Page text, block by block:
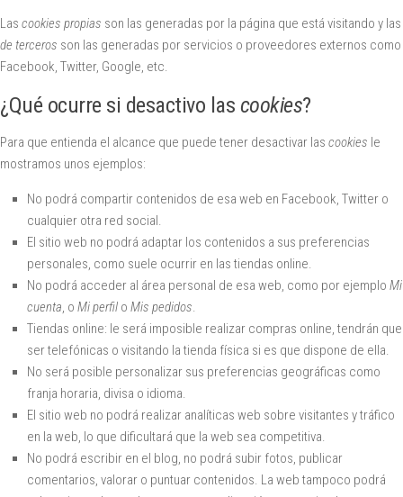
Las cookies propias son las generadas por la página que está visitando y las
de terceros son las generadas por servicios o proveedores externos como
Facebook, Twitter, Google, etc.
¿Qué ocurre si desactivo las cookies?
Para que entienda el alcance que puede tener desactivar las cookies le
mostramos unos ejemplos:
No podrá compartir contenidos de esa web en Facebook, Twitter o
cualquier otra red social.
El sitio web no podrá adaptar los contenidos a sus preferencias
personales, como suele ocurrir en las tiendas online.
No podrá acceder al área personal de esa web, como por ejemplo Mi
cuenta, o Mi perfil o Mis pedidos.
Tiendas online: le será imposible realizar compras online, tendrán que
ser telefónicas o visitando la tienda física si es que dispone de ella.
No será posible personalizar sus preferencias geográficas como
franja horaria, divisa o idioma.
El sitio web no podrá realizar analíticas web sobre visitantes y tráfico
en la web, lo que dificultará que la web sea competitiva.
No podrá escribir en el blog, no podrá subir fotos, publicar
comentarios, valorar o puntuar contenidos. La web tampoco podrá